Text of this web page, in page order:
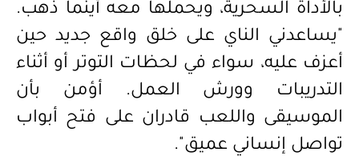
بالأداة السحرية، ويحملها معه أينما ذهب.
"يساعدني الناي على خلق واقع جديد حين
أعزف عليه، سواء في لحظات التوتر أو أثناء
التدريبات وورش العمل. أؤمن بأن
الموسيقى واللعب قادران على فتح أبواب
تواصل إنساني عميق".